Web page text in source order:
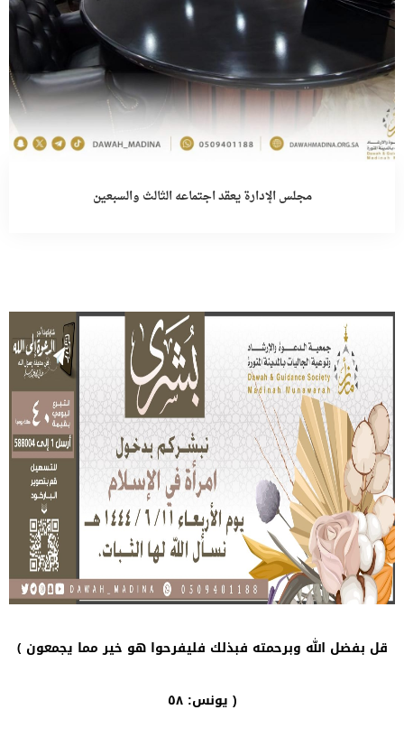
مجلس الإدارة يعقد اجتماعه الثالث والسبعين
قل بفضل الله وبرحمته فبذلك فليفرحوا هو خير مما يجمعون ﴾
يونس: ٥٨ )